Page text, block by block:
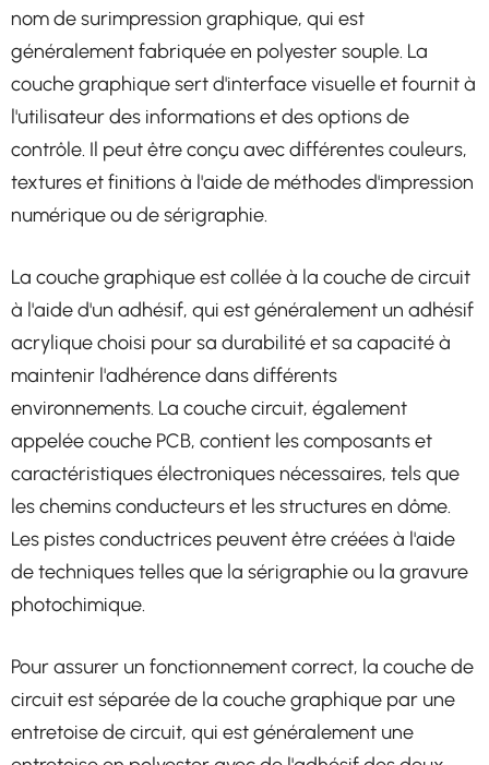
nom de surimpression graphique, qui est
généralement fabriquée en polyester souple. La
couche graphique sert d'interface visuelle et fournit à
l'utilisateur des informations et des options de
contrôle. Il peut être conçu avec différentes couleurs,
textures et finitions à l'aide de méthodes d'impression
numérique ou de sérigraphie.
La couche graphique est collée à la couche de circuit
à l'aide d'un adhésif, qui est généralement un adhésif
acrylique choisi pour sa durabilité et sa capacité à
maintenir l'adhérence dans différents
environnements. La couche circuit, également
appelée couche PCB, contient les composants et
caractéristiques électroniques nécessaires, tels que
les chemins conducteurs et les structures en dôme.
Les pistes conductrices peuvent être créées à l'aide
de techniques telles que la sérigraphie ou la gravure
photochimique.
Pour assurer un fonctionnement correct, la couche de
circuit est séparée de la couche graphique par une
entretoise de circuit, qui est généralement une